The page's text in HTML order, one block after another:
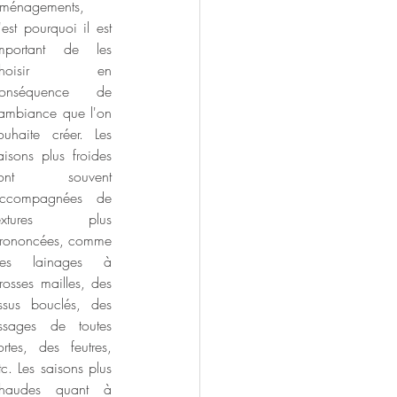
pourquoi il est
de les
en
de
que l'on
créer. Les
plus froides
souvent
de
plus
comme
lainages à
mailles, des
bouclés, des
de toutes
des feutres,
Les saisons plus
quant à